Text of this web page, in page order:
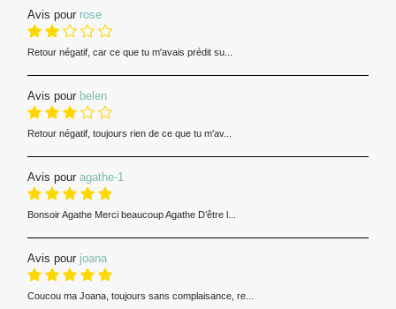
Avis pour rose
Retour négatif, car ce que tu m'avais prédit su...
Avis pour belen
Retour négatif, toujours rien de ce que tu m'av...
Avis pour agathe-1
Bonsoir Agathe Merci beaucoup Agathe D’être l...
Avis pour joana
Coucou ma Joana, toujours sans complaisance, re...